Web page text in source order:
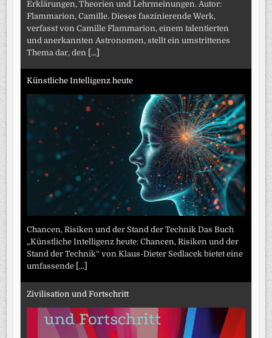
Erklärungen, Theorien und Lehrmeinungen. Autor:
Flammarion, Camille. Dieses faszinierende Werk,
verfasst von Camille Flammarion, einem talentierten
und anerkannten Astronomen, stellt ein umstrittenes
Thema dar, den [...]
Künstliche Intelligenz heute
Chancen, Risiken und der Stand der Technik Das Buch
„Künstliche Intelligenz heute: Chancen, Risiken und der
Stand der Technik“ von Klaus-Dieter Sedlacek bietet eine
umfassende [...]
Zivilisation und Fortschritt